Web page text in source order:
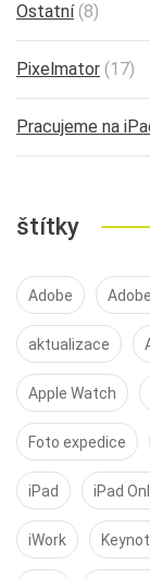
Ostatní(8)
Pixelmator (17)
Pracujeme na
štítky
Adobe
aktualizace
Apple Watch
Foto expedice
iPad iPad
iWork